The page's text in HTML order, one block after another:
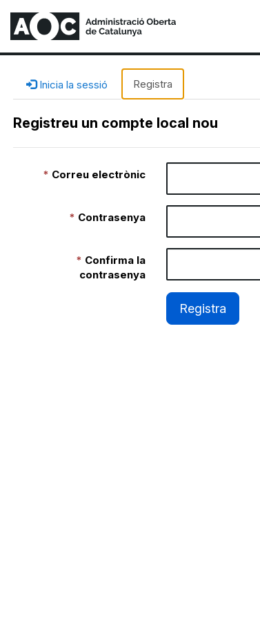
Inicia la sessió Registra
Registreu un compte local nou
Correu electrònic
Contrasenya
Confirma la
contrasenya